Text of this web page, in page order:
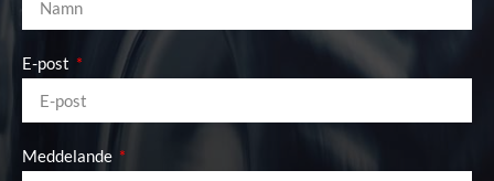
E-post
Meddelande